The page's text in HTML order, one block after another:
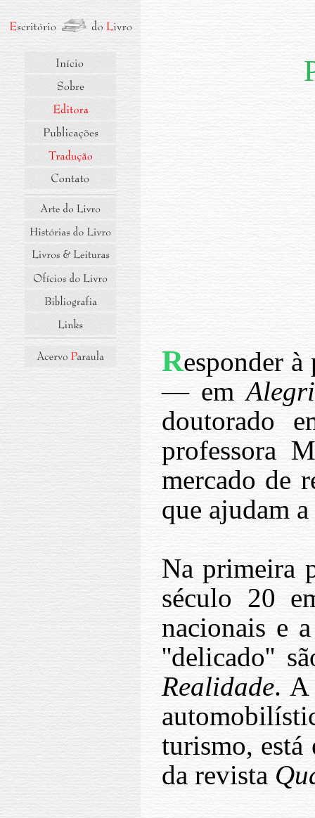
Responder
— em
doutorado
professora
mercado de
que ajudam
Na primeira
século 20
nacionais e
''delicado''
Realidade. A
turismo, está
da revista